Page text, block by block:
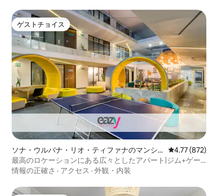
ゲストチョイス
ゲストチョイス
ソナ・ウルバナ・リオ・ティファナのマンシ
ョン・アパート
レビュー872
4.77 (872)
最高のロケーションにある広々としたアパート|ジム+ゲー
ムラウンジ
情報の正確さ · アクセス · 外観・内装